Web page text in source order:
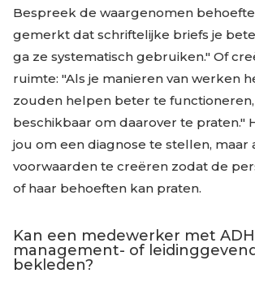
Bespreek de waargenomen
gemerkt dat schriftelijke briefs je
ga ze systematisch gebruiken." Of
ruimte: "Als je manieren van werken
zouden helpen beter te
beschikbaar om daarover te praten."
jou om een diagnose te stellen, maar
voorwaarden te creëren zodat de
of haar behoeften kan praten.
Kan een medewerker met
management- of
bekleden?